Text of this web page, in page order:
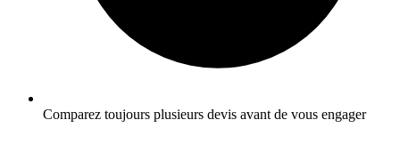
Comparez toujours plusieurs devis avant de vous engager